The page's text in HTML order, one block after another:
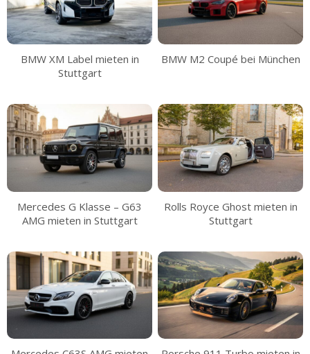
BMW XM Label mieten in
Stuttgart
BMW M2 Coupé bei München
Mercedes G Klasse – G63
AMG mieten in Stuttgart
Rolls Royce Ghost mieten in
Stuttgart